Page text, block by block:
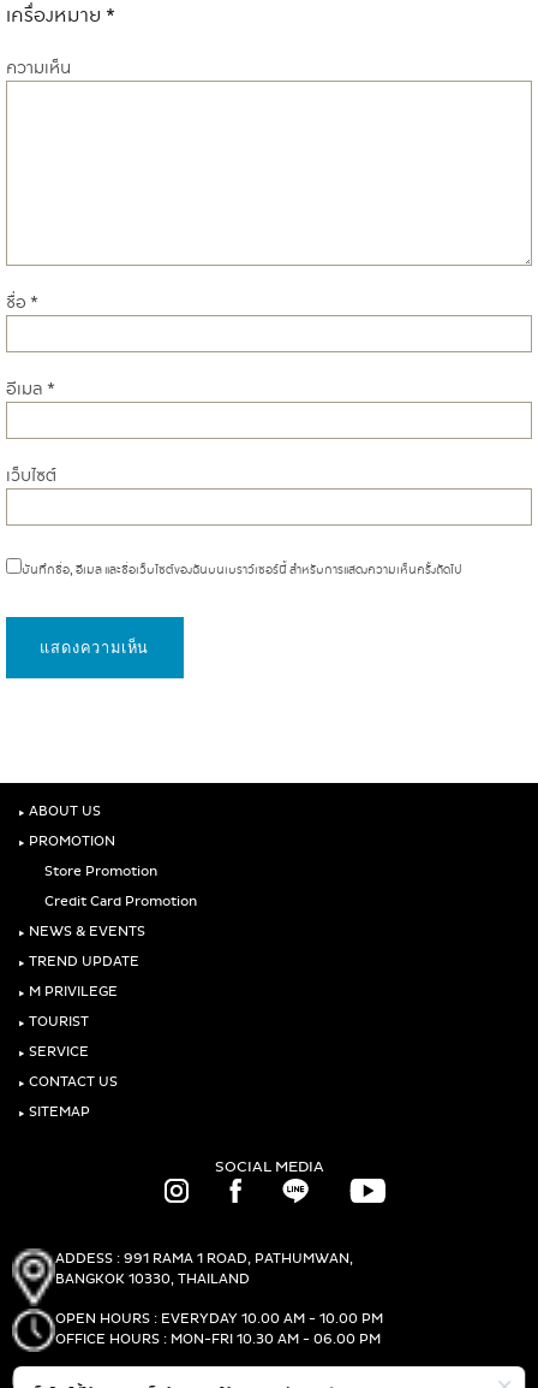
เครื่องหมาย *
ความเห็น
ชื่อ *
อีเมล *
เว็บไซต์
บันทึกชื่อ, อีเมล และชื่อเว็บไซต์ของฉันบนเบราว์เซอร์นี้ สำหรับการแสดงความเห็นครั้งถัดไป
‣ ABOUT US
‣ PROMOTION
Store Promotion
Credit Card Promotion
‣ NEWS & EVENTS
‣ TREND UPDATE
‣ M PRIVILEGE
‣ TOURIST
‣ SERVICE
‣ CONTACT US
‣ SITEMAP
SOCIAL MEDIA
ADDESS : 991 RAMA 1 ROAD, PATHUMWAN,
BANGKOK 10330, THAILAND
OPEN HOURS : EVERYDAY 10.00 AM - 10.00 PM
OFFICE HOURS : MON-FRI 10.30 AM - 06.00 PM